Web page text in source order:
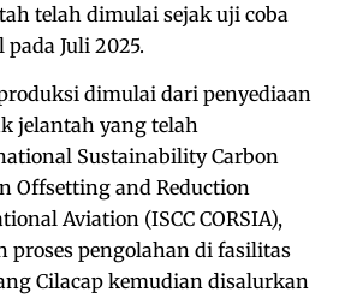
telah dimulai sejak uji coba
Juli 2025.
dimulai dari penyediaan
jelantah yang telah
Sustainability Carbon
Offsetting and Reduction
Aviation (ISCC CORSIA),
proses pengolahan di fasilitas
Cilacap kemudian disalurkan